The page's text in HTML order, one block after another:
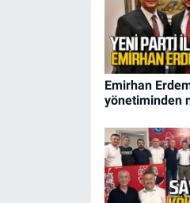
Emirhan
yönetiminden